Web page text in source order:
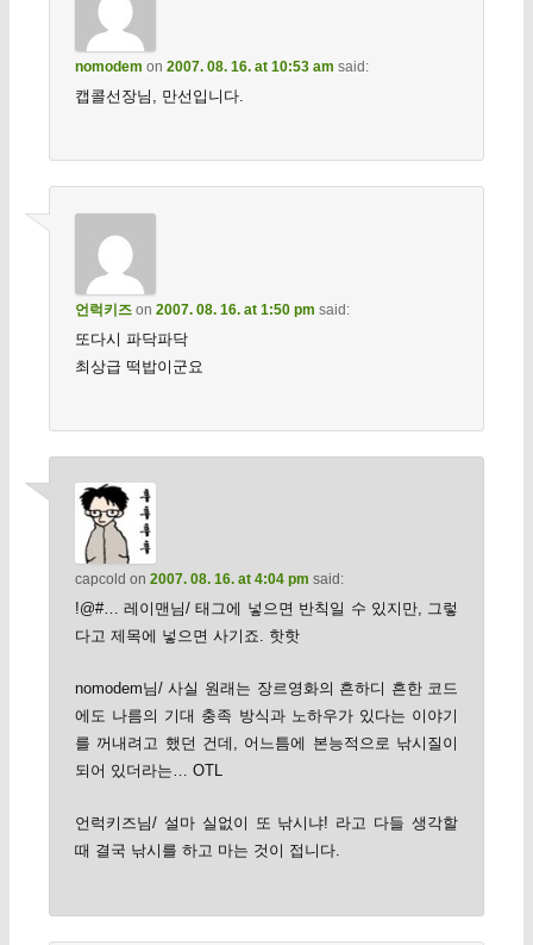
nomodem on 2007. 08. 16. at 10:53 am said:
캡콜선장님, 만선입니다.
언럭키즈on 2007. 08. 16. at 1:50 pm said:
또다시 파닥파닥
최상급 떡밥이군요
capcold on 2007. 08. 16. at 4:04 pm said:
!@#… 레이맨님/ 태그에 넣으면 반칙일 수 있지만, 그렇
다고 제목에 넣으면 사기죠. 핫핫
nomodem님/ 사실 원래는 장르영화의 흔하디 흔한 코드
에도 나름의 기대 충족 방식과 노하우가 있다는 이야기
를 꺼내려고 했던 건데, 어느틈에 본능적으로 낚시질이
되어 있더라는… OTL
언럭키즈님/ 설마 실없이 또 낚시냐! 라고 다들 생각할
때 결국 낚시를 하고 마는 것이 접니다.